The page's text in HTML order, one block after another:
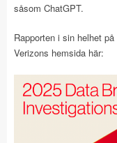
såsom ChatGPT.
Rapporten i sin helhet
Verizons hemsida här: